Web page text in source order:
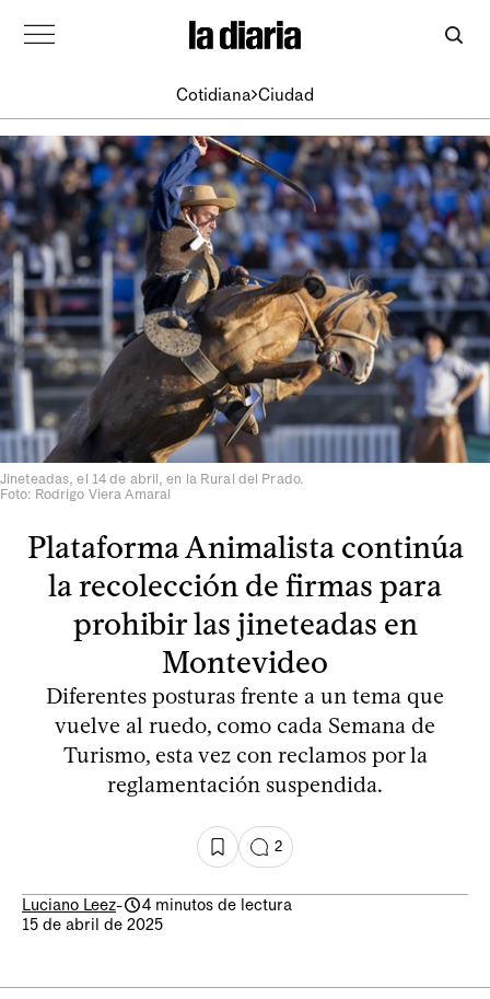
Cotidiana Ciudad
Jineteadas, el 14 de abril, en la Rural del Prado.
Foto: Rodrigo Viera Amaral
Plataforma Animalista continúa
la recolección de firmas para
prohibir las jineteadas en
Montevideo
Diferentes posturas frente a un tema que
vuelve al ruedo, como cada Semana de
Turismo, esta vez con reclamos por la
reglamentación suspendida.
2
Luciano Leez-
4 minutos de lectura
15 de abril de 2025